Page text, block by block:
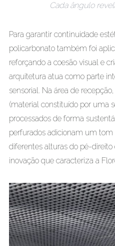
Cada ângulo
Para garantir continuidade
policarbonato também foi
reforçando a coesão visual e
arquitetura atua como parte
sensorial. Na área de
(material constituído por uma
processados de forma
perfurados adicionam um
diferentes alturas do pé-
inovação que caracteriza a